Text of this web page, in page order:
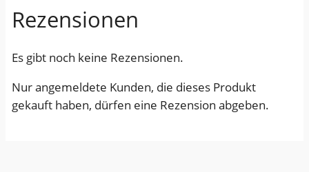
Rezensionen
Es gibt noch keine Rezensionen.
Nur angemeldete Kunden, die dieses Produkt
gekauft haben, dürfen eine Rezension abgeben.